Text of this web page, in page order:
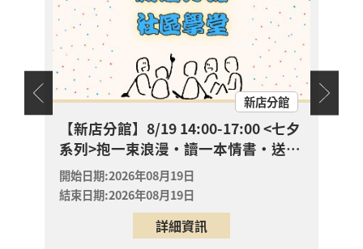
新店區
【新店分館】8/19
15:00-15:30 抱一束浪
漫・讀一本情書・送一
朵玫瑰
2026年08月19日
新店分館
開放
報名
【八里龍形圖書閱覽室
嬰幼兒活動】 ? 帶寶貝
一起「彩虹散步去」！
專屬 0-6 歲的色彩第一
堂美學課來囉！ ✨
新店分館
【新店分館】8/19 14:00-17:00 <七夕
系列>抱一束浪漫・讀一本情書・送一
朵玫瑰
開始日期:2026年08月19日
結束日期:2026年08月19日
詳細資訊